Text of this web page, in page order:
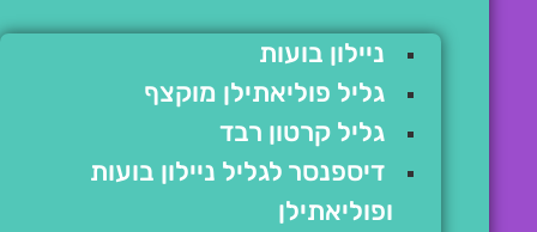
ניילון בועות
גליל פוליאתילן מוקצף
גליל קרטון רבד
דיספנסר לגליל ניילון בועות
ופוליאתילן